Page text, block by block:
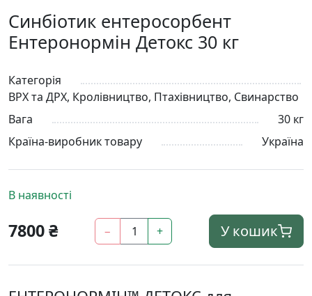
Синбіотик ентеросорбент
Ентеронормін Детокс 30 кг
Категорія
ВРХ та ДРХ, Кролівництво, Птахівництво, Свинарство
Вага
30 кг
Країна-виробник товару
Україна
В наявності
7800₴ − + У кошик